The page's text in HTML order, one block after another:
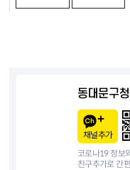
동대문구청
채널추가
코로나19 정보
친구추가로 간